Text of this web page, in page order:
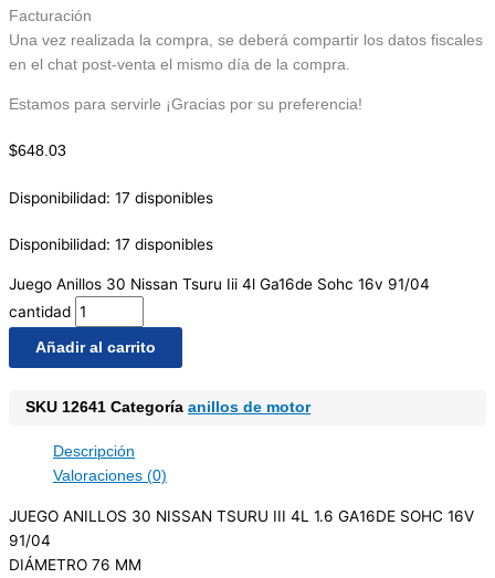
Facturación
Una vez realizada la compra, se deberá compartir los datos fiscales
en el chat post-venta el mismo día de la compra.
Estamos para servirle ¡Gracias por su preferencia!
$648.03
Disponibilidad: 17 disponibles
Disponibilidad: 17 disponibles
Juego Anillos 30 Nissan Tsuru Iii 4l Ga16de Sohc 16v 91/04
cantidad
Añadir al carrito
SKU 12641 Categoría anillos de motor
Descripción
Valoraciones (0)
JUEGO ANILLOS 30 NISSAN TSURU III 4L 1.6 GA16DE SOHC 16V
91/04
DIÁMETRO 76 MM